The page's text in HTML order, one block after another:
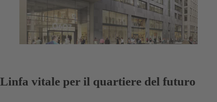
Linfa vitale per il quartiere del futuro